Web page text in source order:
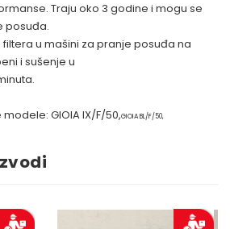
Traju oko 3 godine i mogu se
posuđa.
u mašini za pranje posuđa na
i sušenje u
GIOIA IX/F/50,GIOIA BL/F/50,